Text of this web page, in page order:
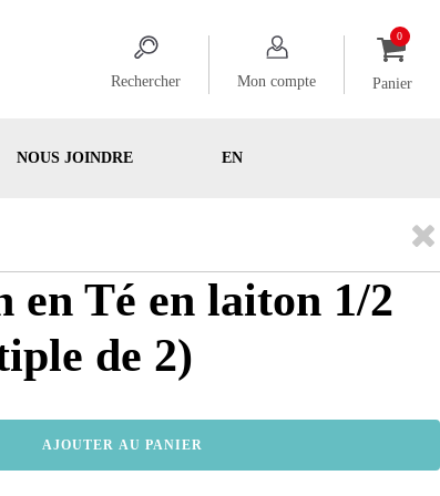
Rechercher Mon compte Panier
NOUS JOINDRE EN
en Té en laiton 1/2
de 2)
AJOUTER AU PANIER